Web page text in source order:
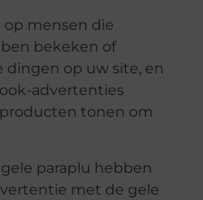
mensen die
bekeken of
dingen op uw site, en
advertenties
tonen om
paraplu hebben
met de gele